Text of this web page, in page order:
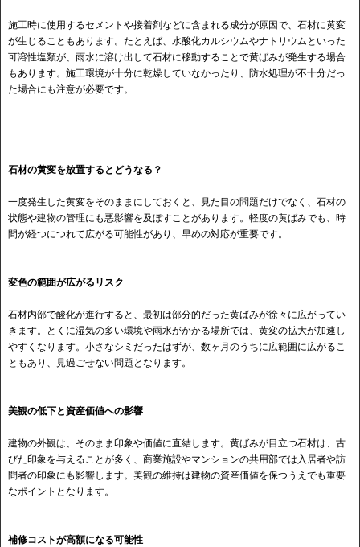
施工時に使用するセメントや接着剤などに含まれる成分が原因で、石材に黄変
が生じることもあります。たとえば、水酸化カルシウムやナトリウムといった
可溶性塩類が、雨水に溶け出して石材に移動することで黄ばみが発生する場合
もあります。施工環境が十分に乾燥していなかったり、防水処理が不十分だっ
た場合にも注意が必要です。
石材の黄変を放置するとどうなる？
一度発生した黄変をそのままにしておくと、見た目の問題だけでなく、石材の
状態や建物の管理にも悪影響を及ぼすことがあります。軽度の黄ばみでも、時
間が経つにつれて広がる可能性があり、早めの対応が重要です。
変色の範囲が広がるリスク
石材内部で酸化が進行すると、最初は部分的だった黄ばみが徐々に広がってい
きます。とくに湿気の多い環境や雨水がかかる場所では、黄変の拡大が加速し
やすくなります。小さなシミだったはずが、数ヶ月のうちに広範囲に広がるこ
ともあり、見過ごせない問題となります。
美観の低下と資産価値への影響
建物の外観は、そのまま印象や価値に直結します。黄ばみが目立つ石材は、古
びた印象を与えることが多く、商業施設やマンションの共用部では入居者や訪
問者の印象にも影響します。美観の維持は建物の資産価値を保つうえでも重要
なポイントとなります。
補修コストが高額になる可能性